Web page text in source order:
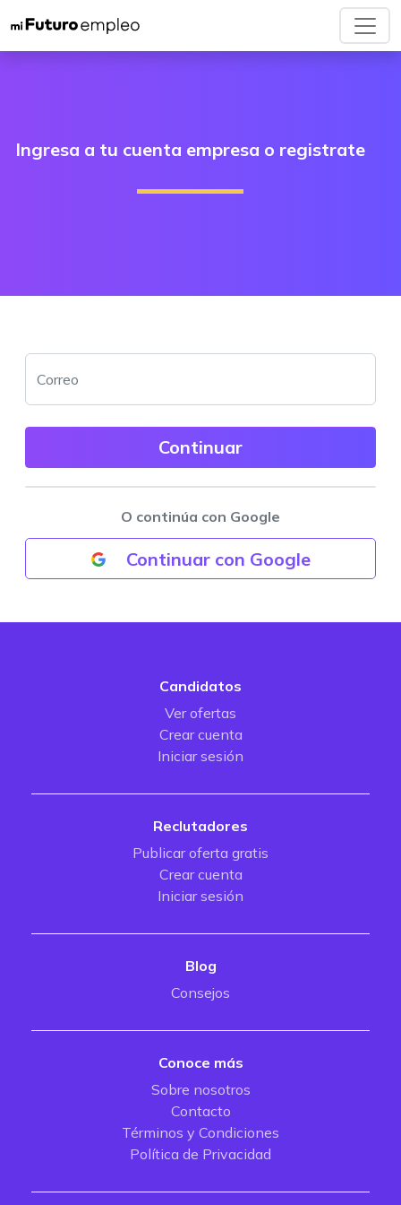
Ingresa a tu cuenta empresa o registrate
Correo
O continúa con Google
Continuar con Google
Candidatos
Ver ofertas
Crear cuenta
Iniciar sesión
Reclutadores
Publicar oferta gratis
Crear cuenta
Iniciar sesión
Blog
Consejos
Conoce más
Sobre nosotros
Contacto
Términos y Condiciones
Política de Privacidad